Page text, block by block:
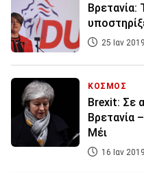
Βρετανία:
25 Ιαν
ΚΟΣΜΟΣ
Brexit: Σε
Βρετανία
Μέι
16 Ιαν